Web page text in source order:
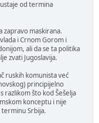
od termina
zapravo maskirana.
i Crnom Gorom i
ali da se ta politika
zvati Jugoslavija.
ruskih komunista već
principijelno
razlikom što kod Šešelja
konceptu i nije
terminu Srbija.